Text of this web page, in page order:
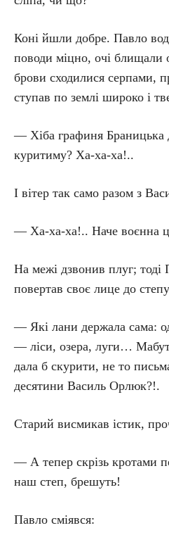
Коні йшли добре. Павло
поводи міцно, очі
брови сходилися серпами,
ступав по землі широко і
— Хіба графиня Браницька
куритиму? Ха-ха-ха!..
І вітер так само разом з
— Ха-ха-ха!.. Наче воєнна
На межі дзвонив плуг; тоді
повертав своє лице до
— Які лани держала сама:
— ліси, озера, луги…
дала б скурити, не то
десятини Василь Орлюк?!.
Старий висмикав істик,
— А тепер скрізь кротами
наш степ, брешуть!
Павло сміявся: